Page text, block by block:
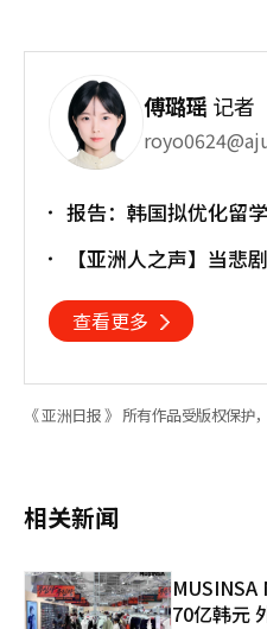
傅璐瑶 记者
报告：韩国拟优化留
【亚洲人之声】当悲
查看更多
《 亚洲日报 》 所有作品受版权保护
相关新闻
70亿韩元